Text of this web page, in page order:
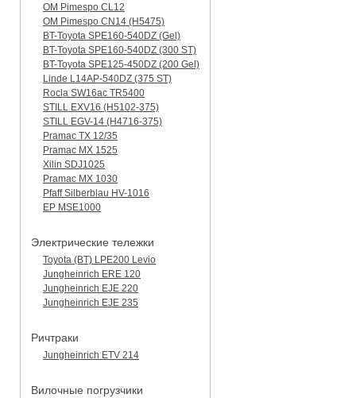
OM Pimespo CL12
OM Pimespo CN14 (Н5475)
BT-Toyota SPE160-540DZ (Gel)
BT-Toyota SPE160-540DZ (300 ST)
BT-Toyota SPE125-450DZ (200 Gel)
Linde L14AP-540DZ (375 ST)
Rocla SW16ac TR5400
STILL EXV16 (H5102-375)
STILL EGV-14 (H4716-375)
Pramac TX 12/35
Pramac MX 1525
Xilin SDJ1025
Pramac MX 1030
Pfaff Silberblau HV-1016
EP MSE1000
Электрические тележки
Toyota (BT) LPE200 Levio
Jungheinrich ERE 120
Jungheinrich EJE 220
Jungheinrich EJE 235
Ричтраки
Jungheinrich ETV 214
Вилочные погрузчики